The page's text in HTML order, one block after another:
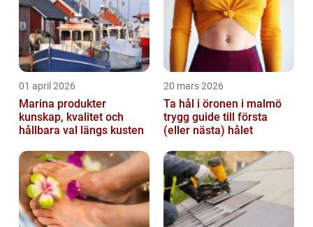
01 april 2026
Marina produkter
kunskap, kvalitet och
hållbara val längs kusten
20 mars 2026
Ta hål i öronen i malmö
trygg guide till första
(eller nästa) hålet